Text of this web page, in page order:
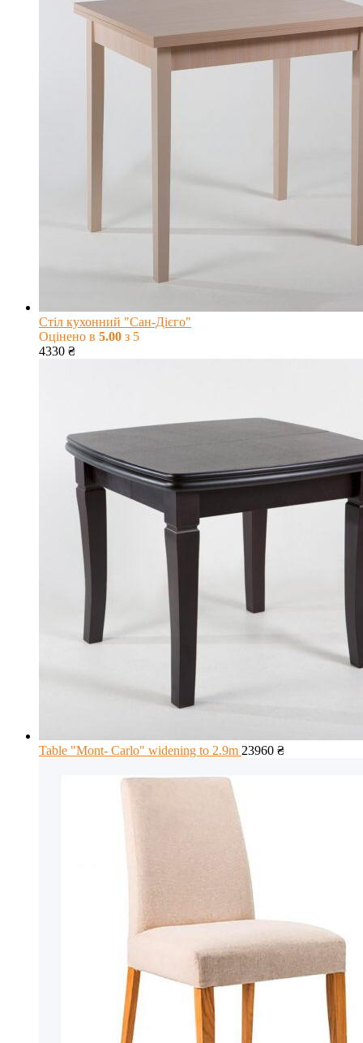
Стіл кухонний "Сан-Дієго"
Оцінено в 5.00 з 5
4330 ₴
Table "Mont- Carlo" widening to 2.9m 23960 ₴